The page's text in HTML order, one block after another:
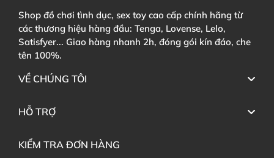
Shop đồ chơi tình dục, sex toy cao cấp chính hãng từ
các thương hiệu hàng đầu: Tenga, Lovense, Lelo,
Satisfyer... Giao hàng nhanh 2h, đóng gói kín đáo, che
tên 100%.
VỀ CHÚNG TÔI
HỖ TRỢ
KIỂM TRA ĐƠN HÀNG